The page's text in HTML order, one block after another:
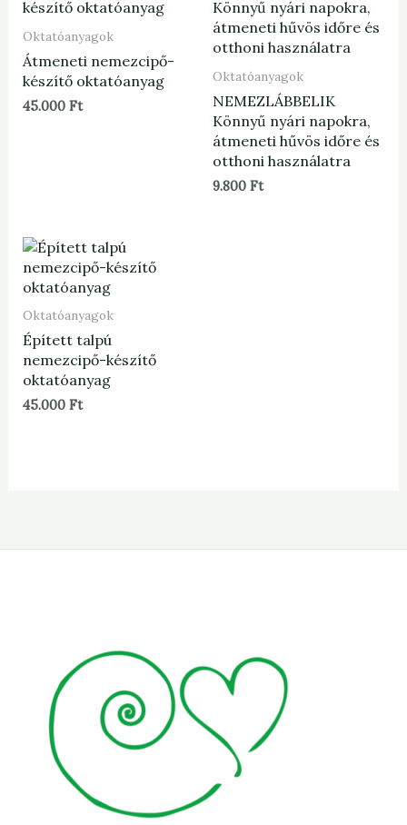
Oktatóanyagok
Átmeneti nemezcipő-
készítő oktatóanyag
45.000 Ft
Oktatóanyagok
NEMEZLÁBBELIK
Könnyű nyári napokra,
átmeneti hűvös időre és
otthoni használatra
9.800 Ft
Oktatóanyagok
Épített talpú
nemezcipő-készítő
oktatóanyag
45.000 Ft